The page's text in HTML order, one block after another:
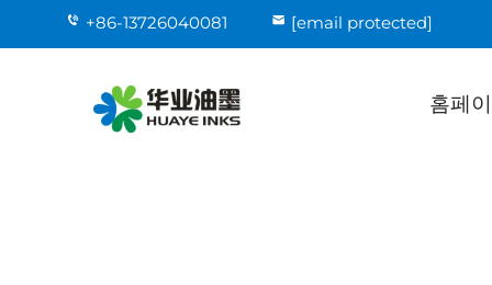
+86-13726040081 [email protected]
홈페